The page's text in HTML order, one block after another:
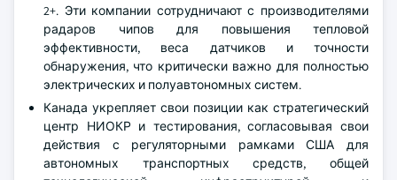
2+. Эти компании сотрудничают с производителями
радаров чипов для повышения тепловой
эффективности, веса датчиков и точности
обнаружения, что критически важно для полностью
электрических и полуавтономных систем.
Канада укрепляет свои позиции как стратегический
центр НИОКР и тестирования, согласовывая свои
действия с регуляторными рамками США для
автономных транспортных средств, общей